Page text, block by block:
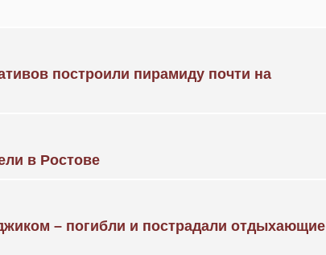
построили пирамиду почти на
в Ростове
– погибли и пострадали отдыхающие